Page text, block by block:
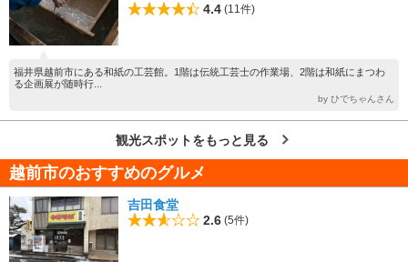
4.4 (11件)
福井県越前市にある和紙の工芸館。1階は伝統工芸士の作業場、2階は和紙にまつわ
る企画展が随時行...
by ひでちゃんさん
観光スポットをもっと見る
越前市のおすすめのグルメ
吉田食堂
2.6 (5件)